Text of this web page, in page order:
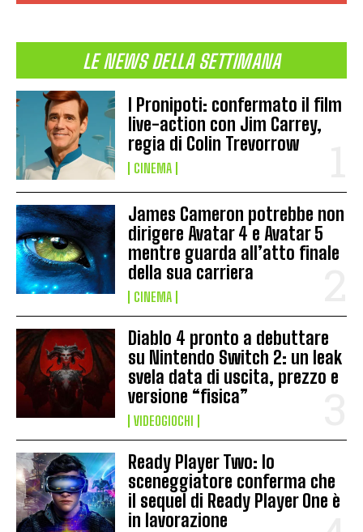
LE NEWS DELLA SETTIMANA
I Pronipoti: confermato il film
live-action con Jim Carrey,
regia di Colin Trevorrow
CINEMA
James Cameron potrebbe non
dirigere Avatar 4 e Avatar 5
mentre guarda all’atto finale
della sua carriera
CINEMA
Diablo 4 pronto a debuttare
su Nintendo Switch 2: un leak
svela data di uscita, prezzo e
versione “fisica”
VIDEOGIOCHI
Ready Player Two: lo
sceneggiatore conferma che
il sequel di Ready Player One è
in lavorazione